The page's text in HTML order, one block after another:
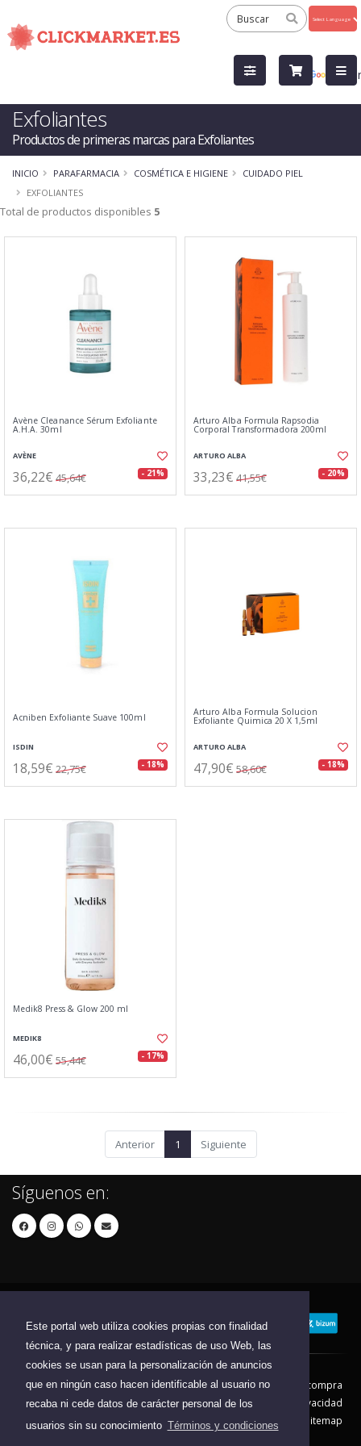
Este portal web utiliza cookies propias con finalidad
técnica, y para realizar estadísticas de uso Web, las
cookies se usan para la personalización de anuncios
que en ningún caso hacen identificable al usuario no
recaba ni cede datos de carácter personal de los
usuarios sin su conocimiento Términos y condiciones
by
Exfoliantes
Productos de primeras marcas para Exfoliantes
INICIO PARAFARMACIA COSMÉTICA E HIGIENE
CUIDADO PIEL
EXFOLIANTES
Total de productos disponibles 5
Avène Cleanance Sérum Exfoliante
A.H.A. 30ml
AVÈNE
36,22€ 45,64€ - 21%
Arturo Alba Formula Rapsodia
Corporal Transformadora 200ml
ARTURO ALBA
33,23€ 41,55€ - 20%
Acniben Exfoliante Suave 100ml
ISDIN
18,59€ 22,75€ - 18%
Arturo Alba Formula Solucion
Exfoliante Quimica 20 X 1,5ml
ARTURO ALBA
47,90€ 58,60€ - 18%
Medik8 Press & Glow 200 ml
MEDIK8
46,00€ 55,44€ - 17%
Anterior 1 Siguiente
Síguenos en:
Contacto Aviso Legal
Condiciones de compra
Política de envíos
Política de devolución
Política de Privacidad
Política de Cookies
Sitemap